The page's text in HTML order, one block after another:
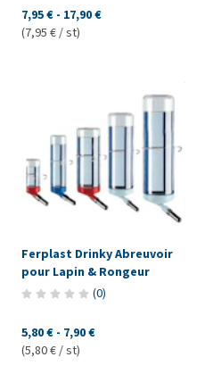
7,95 € - 17,90 €
(7,95 € / st)
Ferplast Drinky Abreuvoir
pour Lapin & Rongeur
(0)
5,80 € - 7,90 €
(5,80 € / st)